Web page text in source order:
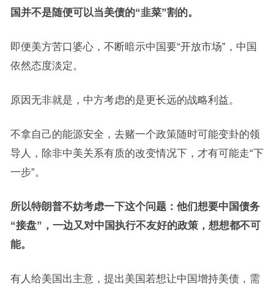
国并不是随便可以当美债的“韭菜”割的。
即便美方苦口婆心，不断暗示中国要“开放市场”，中国
依然态度淡定。
原因无非就是，中方考虑的是更长远的战略利益。
不拿自己的能源安全，去赌一个政策随时可能变卦的领
导人，除非中美关系有质的改变情况下，才有可能走“下
一步”。
所以特朗普不妨考虑一下这个问题：他们想要中国债务
“接盘”，一边又对中国执行不友好的政策，想想都不可
能。
有人给美国出主意，提出美国若想让中国增持美债，需